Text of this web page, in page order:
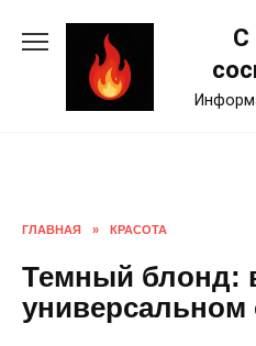
С
ГЛАВНАЯ » КРАСОТА
Темный блонд:
универсальном